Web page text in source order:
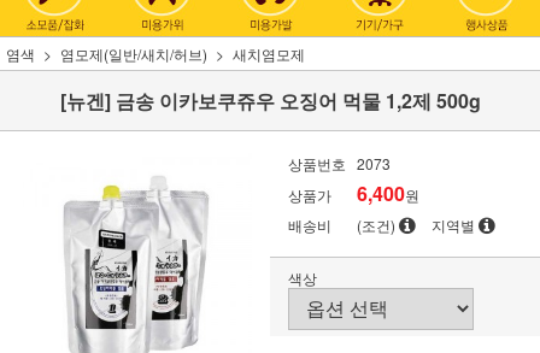
염색 염모제(일반/새치/허브) 새치염모제
[뉴겐] 금송 이카보쿠쥬우 오징어 먹물 1,2제 500g
상품번호 2073
상품가
6,400원
배송비
(조건) 지역별
색상